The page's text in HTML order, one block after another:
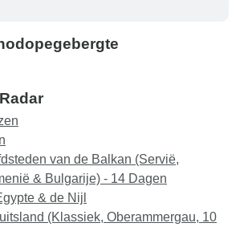
was niet erg interessant, terwijl er
in Kazanlak een was met
we ook de rozen kunnen zien.
of andere mysterieuze reden
in het reisschema van onze
wel werd genoemd in de
brochure die we van Tourradar
duidelijk wat
van de Balkan (Servië,
& Bulgarije) - 14 Dagen
& de Nijl
(Klassiek, Oberammergau, 10